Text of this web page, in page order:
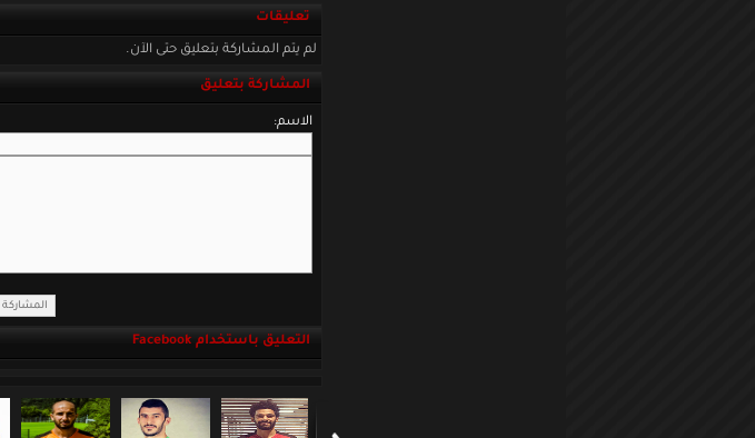
تعليقات
لم يتم المشاركة بتعليق حتى الآن.
المشاركة بتعليق
الاسم:
التعليق باستخدام Facebook